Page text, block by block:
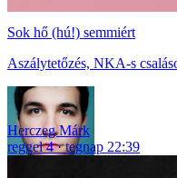
Sok hő (hú!) semmiért
Aszálytetőzés, NKA-s
Herczeg Márk
reggel 4
tegnap 22:39